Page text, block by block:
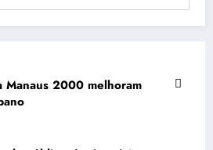
Manaus 2000 melhoram